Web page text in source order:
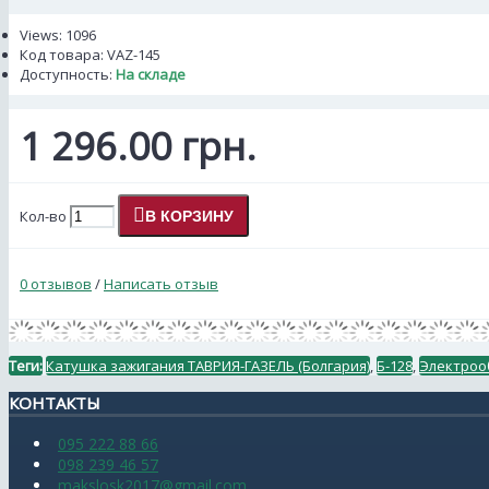
Views: 1096
Код товара: VAZ-145
Доступность: На складе
1 296.00 грн.
Кол-во В КОРЗИНУ
0 отзывов /Написать отзыв
Теги:Катушка зажигания ТАВРИЯ-ГАЗЕЛЬ (Болгария),Б-128,
КОНТАКТЫ
095 222 88 66
098 239 46 57